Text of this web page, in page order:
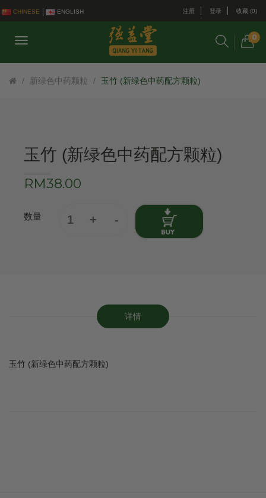
CHINESE ENGLISH 注册 登录 收藏 (0)
0
新绿色中药颗粒 玉竹 (新绿色中药配方颗粒)
玉竹 (新绿色中药配方颗粒)
RM38.00
数量
详情
玉竹 (新绿色中药配方颗粒)